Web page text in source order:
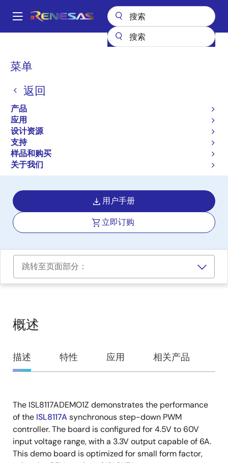
到
Main
菜单
返回
产品
应用
设计资源
支持
样品和购买
关于我们
面
屑
ISL8117ADEMO1Z
Sync Buck Step-down
PWM Controller Demo
Board with 4.5V to 60V
Vin Range and 3.3V 6A
Output, Fsw=300kHz
ISL8117ADEMO1Z
用户手册
立即订购
跳转至页面部分：
概述
概
述
描述 特性 应用 相关产品
描
述
The ISL8117ADEMO1Z demonstrates the performance
of the ISL8117Asynchronous step-down PWM
controller. The board is configured for 4.5V to 60V
input voltage range, with a 3.3V output capable of 6A.
This demo board is optimized for small form factor,